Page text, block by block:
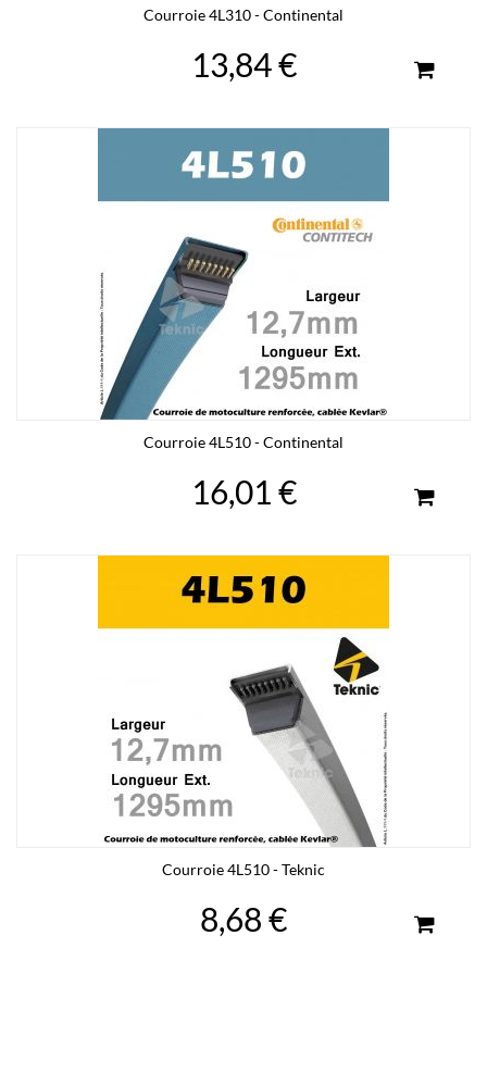
Courroie 4L310 - Continental
13,84 €
Courroie 4L510 - Continental
16,01 €
Courroie 4L510 - Teknic
8,68 €